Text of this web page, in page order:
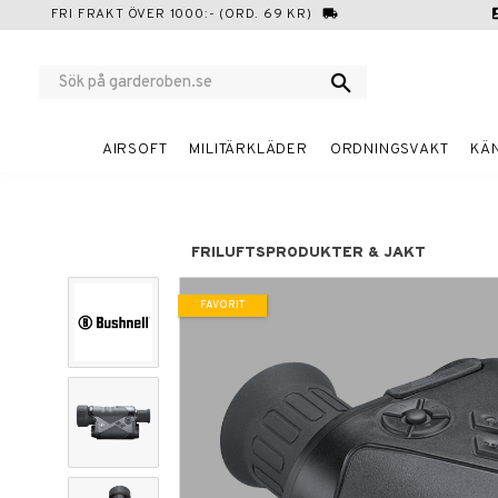
FRI FRAKT ÖVER 1000:- (ORD. 69 KR) local_shipping
AIRSOFT MILITÄRKLÄDER ORDNINGSVAKT
FRILUFTSPRODUKTER & JAKT
FAVORIT